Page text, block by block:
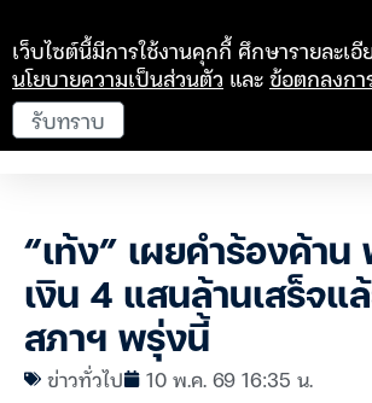
“เท้ง” เผยคำร้องค้าน
เงิน 4 แสนล้านเสร็จแ
สภาฯ พรุ่งนี้
ข่าวทั่วไป 10 พ.ค. 69 16:35 น.
เว็บไซต์นี้มีการใช้งานคุกกี้ ศึกษารายละเ
นโยบายความเป็นส่วนตัว และข้อตกลงกา
รับทราบ